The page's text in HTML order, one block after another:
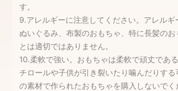
す。
9.アレルギーに注意してください。アレルギ
ぬいぐるみ、布製のおもちゃ、特に長髪のお
とは適切ではありません。
10.柔軟で強い。おもちゃは柔軟で頑丈であ
チロールや子供が引き裂いたり噛んだりす
の素材で作られたおもちゃを購入しないでく